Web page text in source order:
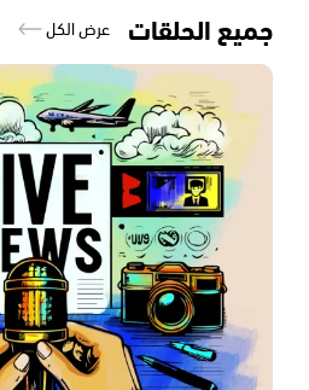
جميع الحلقات عرض الكل